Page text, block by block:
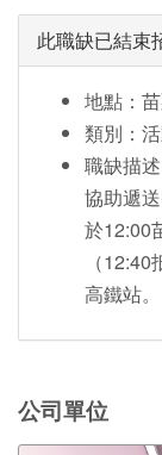
此職缺已結束
地點：
類別：
職缺描
協助遞
於12:00
（
高鐵站。
公司單位